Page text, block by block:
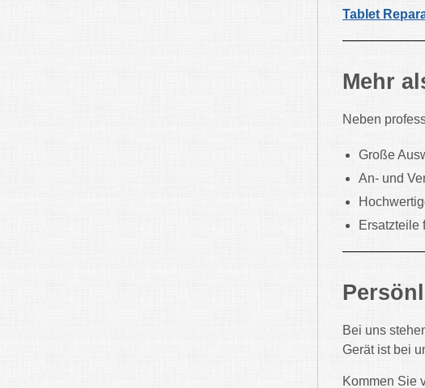
Tablet
Mehr
Neben
Große
An- und
Ersatzteile
Bei uns
Gerät ist bei
Kommen Sie